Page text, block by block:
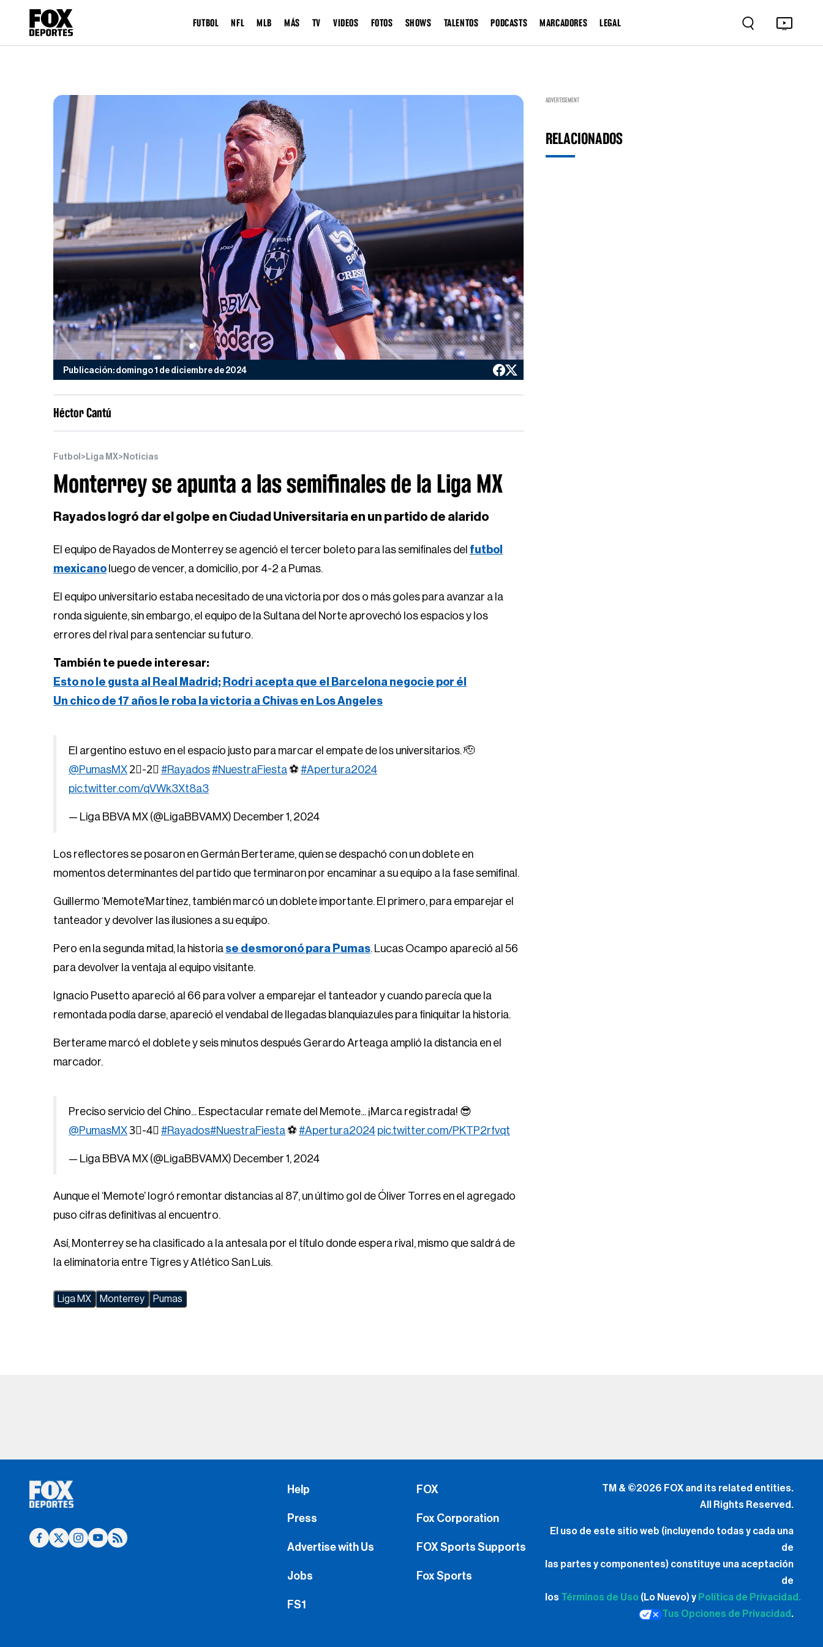
FUTBOL NFL MLB MÁS TV VIDEOS FOTOS SHOWS TALENTOS PODCASTS MARCADORES LEGAL
Publicación: domingo 1 de diciembre de 2024
Héctor Cantú
Futbol > Liga MX> Noticias
Monterrey se apunta a las semifinales de la Liga MX
Rayados logró dar el golpe en Ciudad Universitaria en un partido de alarido
El equipo de Rayados de Monterrey se agenció el tercer boleto para las semifinales del futbol
mexicano luego de vencer, a domicilio, por 4-2 a Pumas.
El equipo universitario estaba necesitado de una victoria por dos o más goles para avanzar a la
ronda siguiente, sin embargo, el equipo de la Sultana del Norte aprovechó los espacios y los
errores del rival para sentenciar su futuro.
También te puede interesar:
Esto no le gusta al Real Madrid; Rodri acepta que el Barcelona negocie por él
Un chico de 17 años le roba la victoria a Chivas en Los Angeles
El argentino estuvo en el espacio justo para marcar el empate de los universitarios. 🫡
@PumasMX 2⃣-2⃣ #Rayados#NuestraFiesta ⚽️ #Apertura2024
pic.twitter.com/qVWk3Xt8a3
— Liga BBVA MX (@LigaBBVAMX) December 1, 2024
Los reflectores se posaron en Germán Berterame, quien se despachó con un doblete en
momentos determinantes del partido que terminaron por encaminar a su equipo a la fase semifinal.
Guillermo ‘Memote’Martínez, también marcó un doblete importante. El primero, para emparejar el
tanteador y devolver las ilusiones a su equipo.
Pero en la segunda mitad, la historia se desmoronó para Pumas. Lucas Ocampo apareció al 56
para devolver la ventaja al equipo visitante.
Ignacio Pusetto apareció al 66 para volver a emparejar el tanteador y cuando parecía que la
remontada podía darse, apareció el vendabal de llegadas blanquiazules para finiquitar la historia.
Berterame marcó el doblete y seis minutos después Gerardo Arteaga amplió la distancia en el
marcador.
Preciso servicio del Chino... Espectacular remate del Memote... ¡Marca registrada! 😎
@PumasMX3⃣-4⃣ #Rayados#NuestraFiesta ⚽️ #Apertura2024 pic.twitter.com/PKTP2rfvqt
— Liga BBVA MX (@LigaBBVAMX) December 1, 2024
Aunque el ‘Memote’ logró remontar distancias al 87, un último gol de Óliver Torres en el agregado
puso cifras definitivas al encuentro.
Así, Monterrey se ha clasificado a la antesala por el título donde espera rival, mismo que saldrá de
la eliminatoria entre Tigres y Atlético San Luis.
Liga MX Monterrey Pumas
ADVERTISEMENT
RELACIONADOS
Help
Press
Advertise with Us
Jobs
FS1
FOX
Fox Corporation
FOX Sports Supports
Fox Sports
TM & ©2026 FOX and its related entities.
All Rights Reserved.
El uso de este sitio web (incluyendo todas y cada una
de
las partes y componentes) constituye una aceptación
de
los Términos de Uso (Lo Nuevo) y Política de Privacidad.
Tus Opciones de Privacidad .